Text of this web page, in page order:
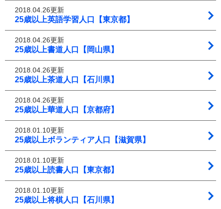
2018.04.26更新
25歳以上英語学習人口【東京都】
2018.04.26更新
25歳以上書道人口【岡山県】
2018.04.26更新
25歳以上茶道人口【石川県】
2018.04.26更新
25歳以上華道人口【京都府】
2018.01.10更新
25歳以上ボランティア人口【滋賀県】
2018.01.10更新
25歳以上読書人口【東京都】
2018.01.10更新
25歳以上将棋人口【石川県】